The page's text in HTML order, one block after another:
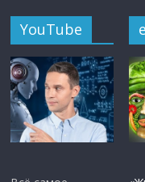
YouTube